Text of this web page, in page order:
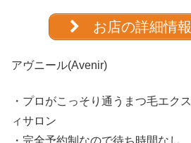
お店の詳細情
アヴニール(Avenir)
・プロがこっそり通うまつ毛エク
ィサロン
・完全予約制なので待ち時間なし